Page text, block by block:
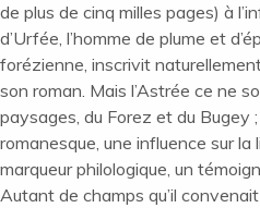
de plus de cinq milles pages) à
d’Urfée, l’homme de plume et
forézienne, inscrivit
son roman. Mais l’Astrée ce ne
paysages, du Forez et du Bugey
romanesque, une influence sur
marqueur philologique, un
Autant de champs qu’il